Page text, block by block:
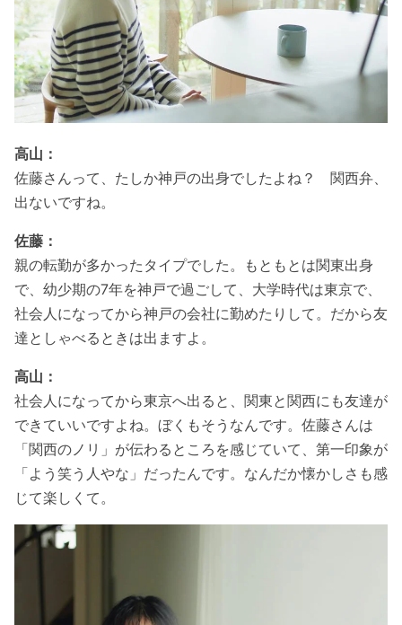
高山：
佐藤さんって、たしか神戸の出身でしたよね？ 関西弁、
出ないですね。
佐藤：
親の転勤が多かったタイプでした。もともとは関東出身
で、幼少期の7年を神戸で過ごして、大学時代は東京で、
社会人になってから神戸の会社に勤めたりして。だから友
達としゃべるときは出ますよ。
高山：
社会人になってから東京へ出ると、関東と関西にも友達が
できていいですよね。ぼくもそうなんです。佐藤さんは
「関西のノリ」が伝わるところを感じていて、第一印象が
「よう笑う人やな」だったんです。なんだか懐かしさも感
じて楽しくて。